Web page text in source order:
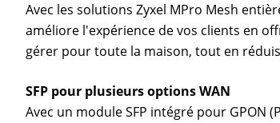
Avec les solutions Zyxel MPro Mesh
améliore l'expérience de vos clients en
gérer pour toute la maison, tout en
SFP pour plusieurs options WAN
Avec un module SFP intégré pour GPON